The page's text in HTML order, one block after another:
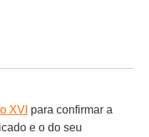
XVI para confirmar a
e o do seu